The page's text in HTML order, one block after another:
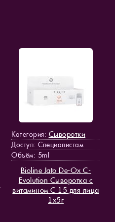
Категория: Сыворотки
Доступ: Специалистам
Объём: 5ml
Bioline Jato De-Ox C-
Evolution Сыворотка с
витамином С 15 для лица
1х5г